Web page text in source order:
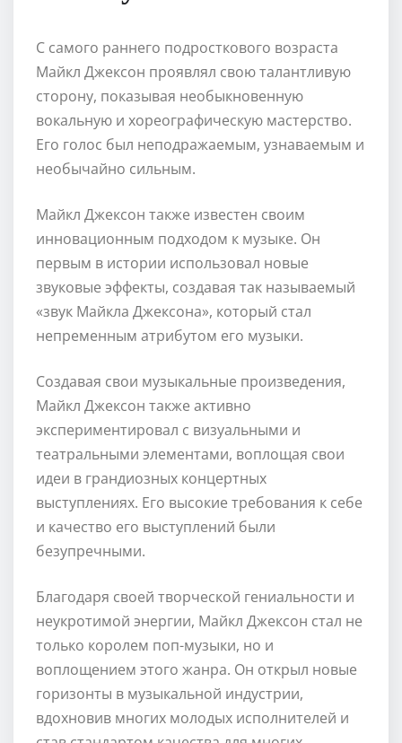
С самого раннего подросткового возраста
Майкл Джексон проявлял свою талантливую
сторону, показывая необыкновенную
вокальную и хореографическую мастерство.
Его голос был неподражаемым, узнаваемым и
необычайно сильным.
Майкл Джексон также известен своим
инновационным подходом к музыке. Он
первым в истории использовал новые
звуковые эффекты, создавая так называемый
«звук Майкла Джексона», который стал
непременным атрибутом его музыки.
Создавая свои музыкальные произведения,
Майкл Джексон также активно
экспериментировал с визуальными и
театральными элементами, воплощая свои
идеи в грандиозных концертных
выступлениях. Его высокие требования к себе
и качество его выступлений были
безупречными.
Благодаря своей творческой гениальности и
неукротимой энергии, Майкл Джексон стал не
только королем поп-музыки, но и
воплощением этого жанра. Он открыл новые
горизонты в музыкальной индустрии,
вдохновив многих молодых исполнителей и